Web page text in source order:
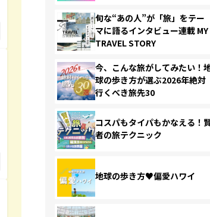
旬な“あの人”が「旅」をテー
マに語るインタビュー連載 MY
TRAVEL STORY
今、こんな旅がしてみたい！
球の歩き方が選ぶ2026年絶対
行くべき旅先30
コスパもタイパもかなえる！
者の旅テクニック
地球の歩き方♥偏愛ハワイ